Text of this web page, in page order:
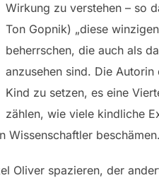
Wirkung zu verstehen – so
Ton Gopnik) „diese
beherrschen, die auch als
anzusehen sind. Die
Kind zu setzen, es eine
zählen, wie viele kindliche
Oliver spazieren, der